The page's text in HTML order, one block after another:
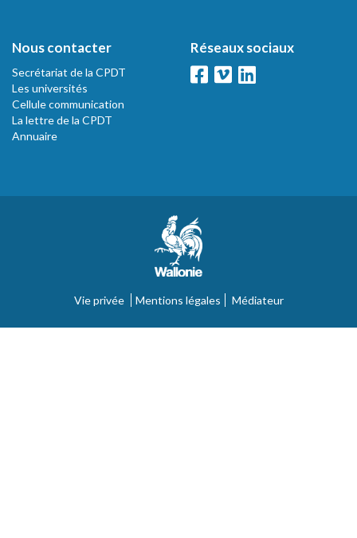
Nous contacter
Secrétariat de la CPDT
Les universités
Cellule communication
La lettre de la CPDT
Annuaire
Réseaux sociaux
Vie privée Mentions légales Médiateur